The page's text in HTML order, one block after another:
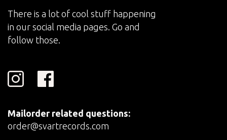
There is a lot of cool stuff happening
in our social media pages. Go and
follow those.
Mailorder related questions:
order@svartrecords.com